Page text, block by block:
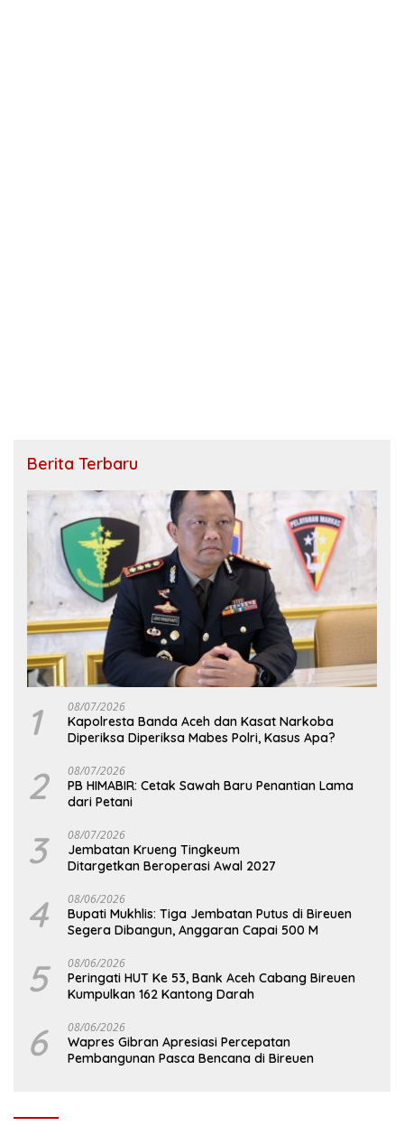
Berita Terbaru
1 08/07/2026
Kapolresta Banda Aceh dan Kasat Narkoba
Diperiksa Diperiksa Mabes Polri, Kasus Apa?
2 08/07/2026
PB HIMABIR: Cetak Sawah Baru Penantian Lama
dari Petani
3 08/07/2026
Jembatan Krueng Tingkeum
Ditargetkan Beroperasi Awal 2027
4 08/06/2026
Bupati Mukhlis: Tiga Jembatan Putus di Bireuen
Segera Dibangun, Anggaran Capai 500 M
5 08/06/2026
Peringati HUT Ke 53, Bank Aceh Cabang Bireuen
Kumpulkan 162 Kantong Darah
6 08/06/2026
Wapres Gibran Apresiasi Percepatan
Pembangunan Pasca Bencana di Bireuen